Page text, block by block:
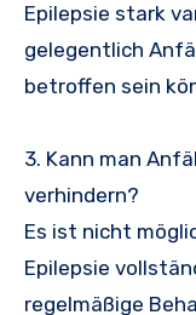
Epilepsie stark
gelegentlich
betroffen sein
3. Kann man
verhindern?
Es ist nicht
Epilepsie
regelmäßige